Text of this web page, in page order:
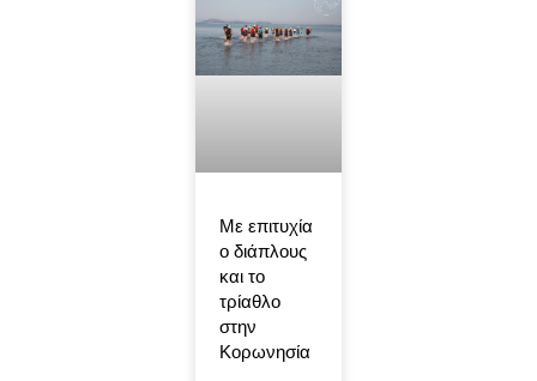
Με επιτυχία
ο διάπλους
και το
τρίαθλο
στην
Κορωνησία